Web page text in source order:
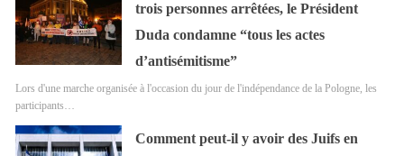
trois personnes arrêtées, le Président
Duda condamne “tous les actes
d’antisémitisme”
Lors d'une marche organisée à l'occasion du jour de l'indépendance de la Pologne, les
participants…
Comment peut-il y avoir des Juifs en